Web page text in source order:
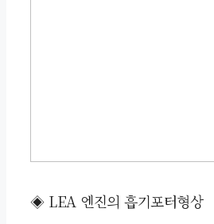
◈ LEA 엔진의 흡기포터형상